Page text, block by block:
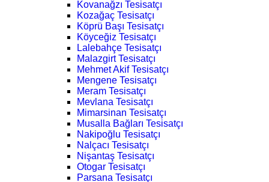
Kovanağzı Tesisatçı
Kozağaç Tesisatçı
Köprü Başı Tesisatçı
Köyceğiz Tesisatçı
Lalebahçe Tesisatçı
Malazgirt Tesisatçı
Mehmet Akif Tesisatçı
Mengene Tesisatçı
Meram Tesisatçı
Mevlana Tesisatçı
Mimarsinan Tesisatçı
Musalla Bağları Tesisatçı
Nakipoğlu Tesisatçı
Nalçacı Tesisatçı
Nişantaş Tesisatçı
Otogar Tesisatçı
Parsana Tesisatçı